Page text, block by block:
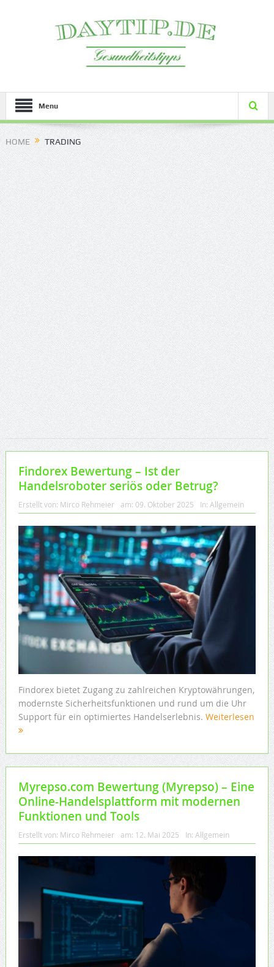
Menu
HOME TRADING
Findorex Bewertung – Ist der
Handelsroboter seriös oder Betrug?
Erstellt von: Mirco Rehmeier am: 09. Oktober 2025 In: Allgemein
Findorex bietet Zugang zu zahlreichen Kryptowährungen,
modernste Sicherheitsfunktionen und rund um die Uhr
Support für ein optimiertes Handelserlebnis. Weiterlesen
Myrepso.com Bewertung (Myrepso) – Eine
Online-Handelsplattform mit modernen
Funktionen und Tools
Erstellt von: Mirco Rehmeier am: 12. Mai 2025 In: Allgemein